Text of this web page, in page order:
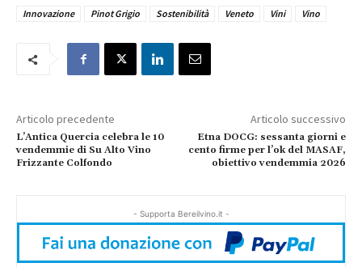
Innovazione
Pinot Grigio Sostenibilità Veneto Vini Vino
Articolo precedente
L’Antica Quercia celebra le 10
vendemmie di Su Alto Vino
Frizzante Colfondo
Articolo successivo
Etna DOCG: sessanta giorni e
cento firme per l’ok del MASAF,
obiettivo vendemmia 2026
- Supporta Bereilvino.it -